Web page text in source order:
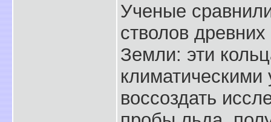
Ученые
стволов
Земли: эти
воссоздать